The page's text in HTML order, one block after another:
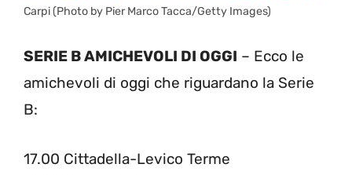
Carpi (Photo by Pier Marco Tacca/Getty Images)
SERIE B AMICHEVOLI DI OGGI – Ecco le
amichevoli di oggi che riguardano la Serie
B:
17.00 Cittadella-Levico Terme